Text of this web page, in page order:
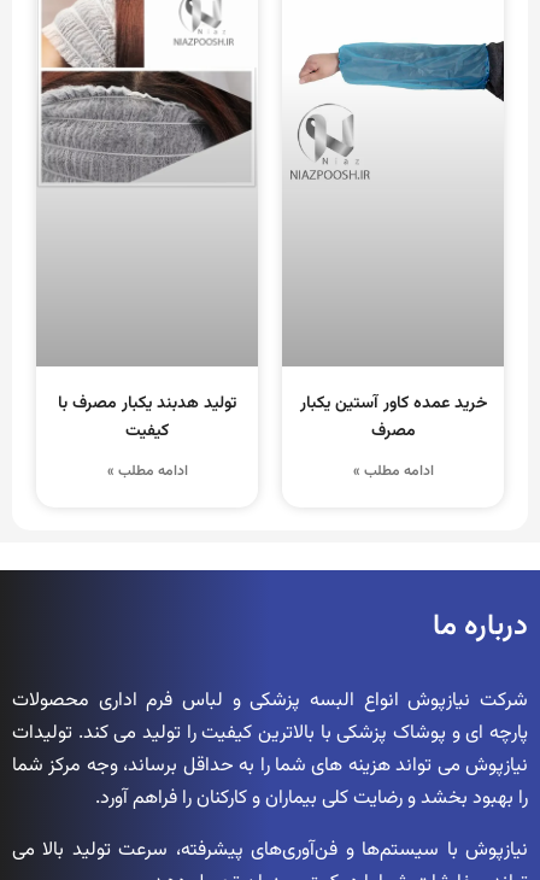
خرید عمده کاور آستین یکبار
مصرف
ادامه مطلب »
تولید هدبند یکبار مصرف با
کیفیت
ادامه مطلب »
درباره ما
شرکت نیازپوش انواع البسه پزشکی و لباس فرم اداری محصولات
پارچه ای و پوشاک پزشکی با بالاترین کیفیت را تولید می کند. تولیدات
نیازپوش می تواند هزینه های شما را به حداقل برساند، وجه مرکز شما
را بهبود بخشد و رضایت کلی بیماران و کارکنان را فراهم آورد.
نیازپوش با سیستم‌ها و فن‌آوری‌های پیشرفته، سرعت تولید بالا می